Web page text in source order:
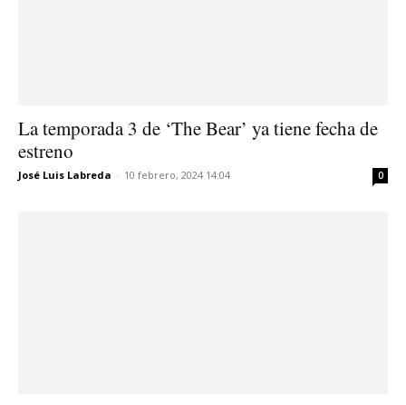
La temporada 3 de ‘The Bear’ ya tiene fecha de
estreno
José Luis Labreda - 10 febrero, 2024 14:04 0